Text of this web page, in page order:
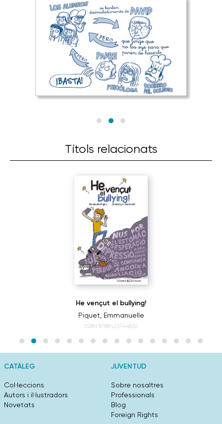
Títols relacionats
He vençut el bullying!
Piquet, Emmanuelle
ISBN:9788426144836
CATÀLEG
Col·leccions
Autors i il·lustradors
Novetats
JUVENTUD
Sobre nosaltres
Professionals
Blog
Foreign Rights